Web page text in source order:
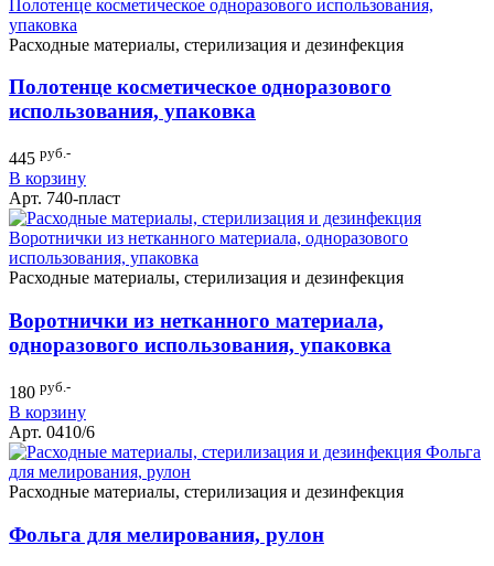
Расходные материалы, стерилизация и дезинфекция
Полотенце косметическое одноразового
использования, упаковка
445 руб.-
В корзину
Арт. 740-пласт
Расходные материалы, стерилизация и дезинфекция
Воротнички из нетканного материала,
одноразового использования, упаковка
180 руб.-
В корзину
Арт. 0410/6
Расходные материалы, стерилизация и дезинфекция
Фольга для мелирования, рулон